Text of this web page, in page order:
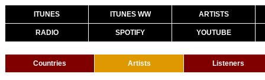
ITUNES ITUNES WW ARTISTS
RADIO SPOTIFY YOUTUBE
Countries Artists Listeners